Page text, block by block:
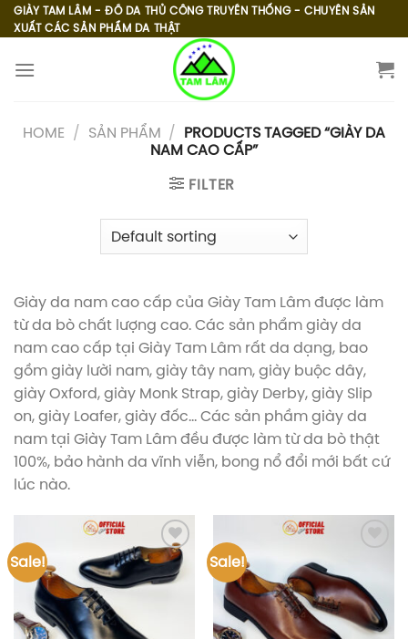
Skip
to
GIÀY TAM LÂM - ĐỒ DA THỦ CÔNG TRUYỀN THỐNG - CHUYÊN SẢN
XUẤT CÁC SẢN PHẨM DA THẬT
HOME / SẢN PHẨM / PRODUCTS TAGGED “GIÀY DA
NAM CAO CẤP”
FILTER
Giày da nam cao cấp của Giày Tam Lâm được làm
từ da bò chất lượng cao. Các sản phẩm giày da
nam cao cấp tại Giày Tam Lâm rất da dạng, bao
gồm giày lười nam, giày tây nam, giày buộc dây,
giày Oxford, giày Monk Strap, giày Derby, giày Slip
on, giày Loafer, giày đốc… Các sản phầm giày da
nam tại Giày Tam Lâm đều được làm từ da bò thật
100%, bảo hành da vĩnh viễn, bong nổ đổi mới bất cứ
lúc nào.
Sale!
Add to
wishlist
Sale!
wishlist